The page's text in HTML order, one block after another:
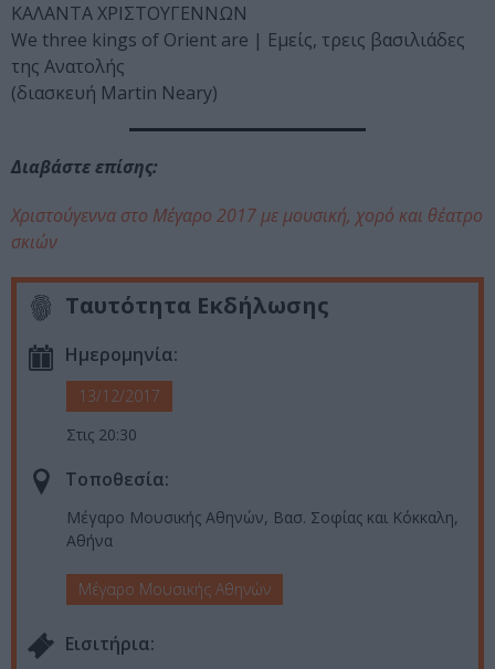
ΚΑΛΑΝΤΑ ΧΡΙΣΤΟΥΓΕΝΝΩΝ
We three kings of Orient are | Εμείς, τρεις βασιλιάδες
της Ανατολής
(διασκευή Μartin Neary)
Διαβάστε επίσης:
Χριστούγεννα στο Μέγαρο 2017 με μουσική, χορό και θέατρο
σκιών
Ταυτότητα Εκδήλωσης
Ημερομηνία:
13/12/2017
Στις 20:30
Τοποθεσία:
Μέγαρο Μουσικής Αθηνών, Βασ. Σοφίας και Κόκκαλη,
Αθήνα
Μέγαρο Μουσικής Αθηνών
Eισιτήρια: